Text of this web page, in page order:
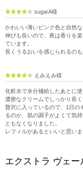
sugarA様
かわいい薄いピンク色と自然
伸びも良いので、夜は香りを
ています。
長くうるおいを感じられるのも
えみえみ様
化粧水で水分補給したあとに使
濃密なクリームでしっかり長
贅沢に入っているので、1日の
るのか、肌の調子がよくて気
ともなくなりました。
レフィルがあるといいと思いま
エクストラ ヴェ